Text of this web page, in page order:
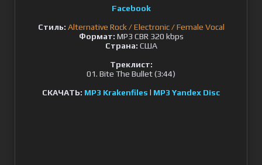
Facebook
Стиль: Alternative Rock / Electronic / Female Vocal
Формат: MP3 CBR 320 kbps
Страна: США
Треклист:
01. Bite The Bullet (3:44)
СКАЧАТЬ: MP3 Krakenfiles l MP3 Yandex Disc